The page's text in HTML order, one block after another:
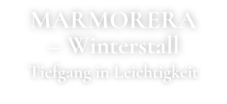
MARMORERA
– Winterstall
Tiefgang in Leichtigkeit